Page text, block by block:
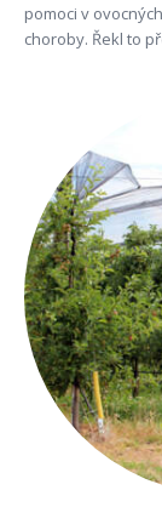
pomoci v
choroby. Řekl to